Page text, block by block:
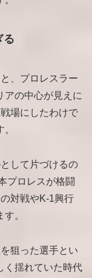
る
、プロレスラー
アの中心が見えに
場にしたわけで
して片づけるの
プロレスが格闘
対戦やK-1興行
。
狙った選手とい
く揺れていた時代